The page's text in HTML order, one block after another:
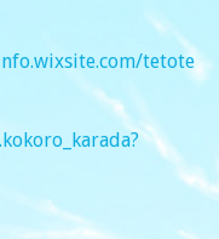
tetote